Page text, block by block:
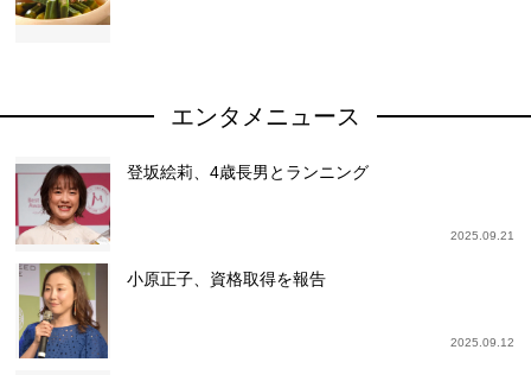
エンタメニュース
登坂絵莉、4歳長男とランニング
2025.09.21
小原正子、資格取得を報告
2025.09.12